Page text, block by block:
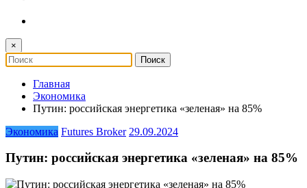
×
Главная
Экономика
Путин: российская энергетика «зеленая» на 85%
Экономика Futures Broker 29.09.2024
Путин: российская энергетика «зеленая» на 85%